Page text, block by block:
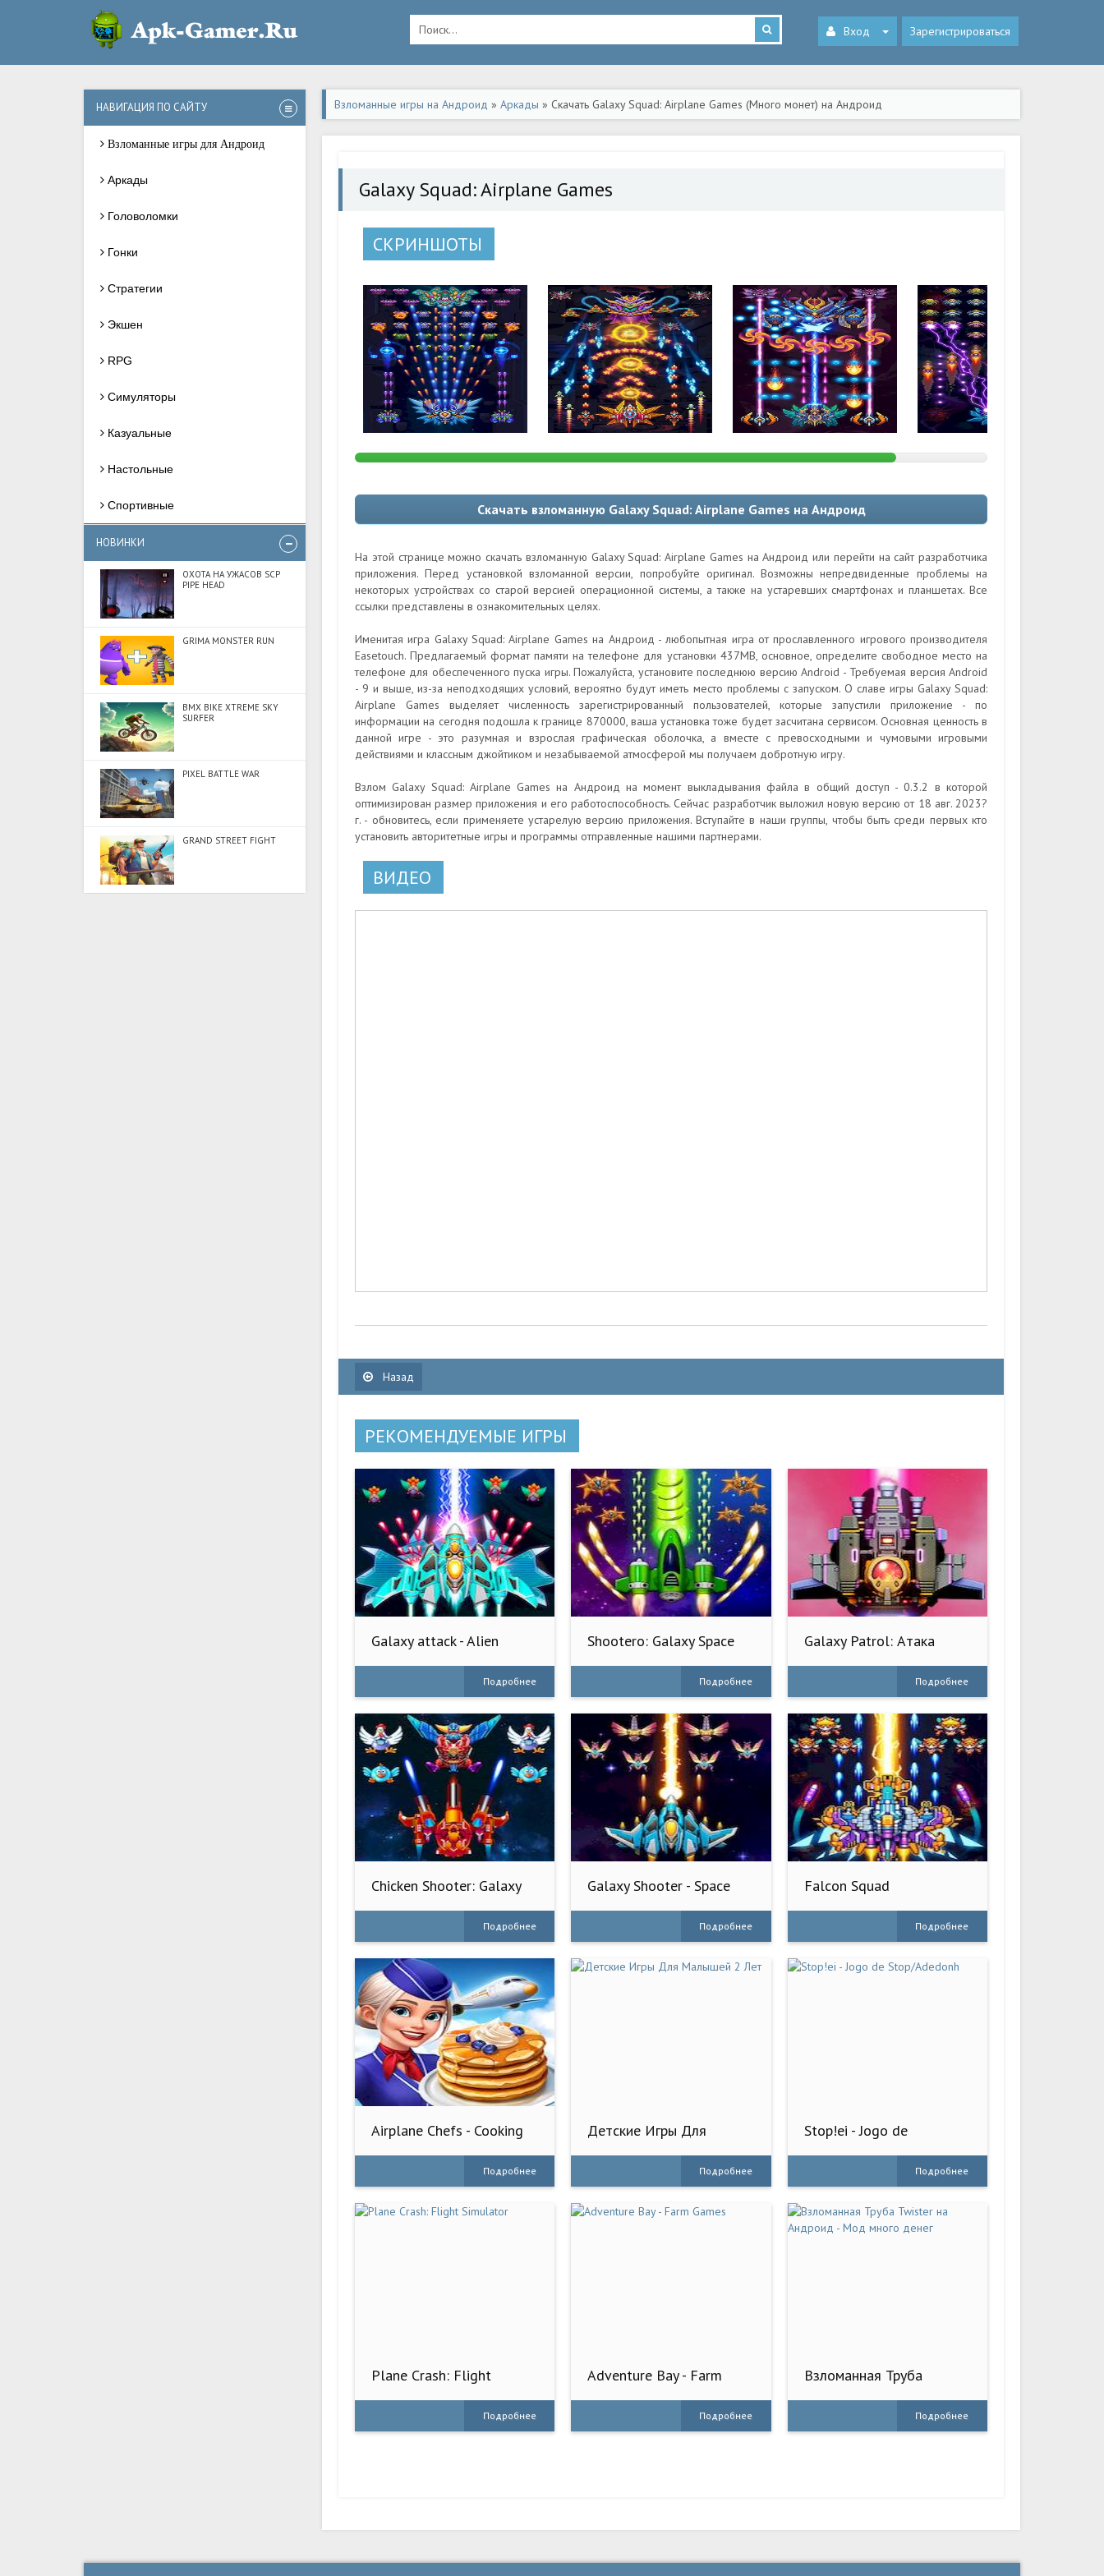
Вход Зарегистрироваться
НАВИГАЦИЯ ПО САЙТУ
Взломанные игры для Андроид
Аркады
Головоломки
Гонки
Стратегии
Экшен
RPG
Симуляторы
Казуальные
Настольные
Спортивные
НОВИНКИ
ОХОТА НА УЖАСОВ SCP
PIPE HEAD
GRIMA MONSTER RUN
BMX BIKE XTREME SKY
SURFER
PIXEL BATTLE WAR
GRAND STREET FIGHT
Взломанные игры на Андроид » Аркады » Скачать Galaxy Squad: Airplane Games (Много монет) на Андроид
Galaxy Squad: Airplane Games
СКРИНШОТЫ
Скачать взломанную Galaxy Squad: Airplane Games на Андроид
На этой странице можно скачать взломанную Galaxy Squad: Airplane Games на Андроид или перейти на сайт разработчика
приложения. Перед установкой взломанной версии, попробуйте оригинал. Возможны непредвиденные проблемы на
некоторых устройствах со старой версией операционной системы, а также на устаревших смартфонах и планшетах. Все
ссылки представлены в ознакомительных целях.
Именитая игра Galaxy Squad: Airplane Games на Андроид - любопытная игра от прославленного игрового производителя
Easetouch. Предлагаемый формат памяти на телефоне для установки 437MB, основное, определите свободное место на
телефоне для обеспеченного пуска игры. Пожалуйста, установите последнюю версию Android - Требуемая версия Android
- 9 и выше, из-за неподходящих условий, вероятно будут иметь место проблемы с запуском. О славе игры Galaxy Squad:
Airplane Games выделяет численность зарегистрированный пользователей, которые запустили приложение - по
информации на сегодня подошла к границе 870000, ваша установка тоже будет засчитана сервисом. Основная ценность в
данной игре - это разумная и взрослая графическая оболочка, а вместе с превосходными и чумовыми игровыми
действиями и классным джойтиком и незабываемой атмосферой мы получаем добротную игру.
Взлом Galaxy Squad: Airplane Games на Андроид на момент выкладывания файла в общий доступ - 0.3.2 в которой
оптимизирован размер приложения и его работоспособность. Сейчас разработчик выложил новую версию от 18 авг. 2023?
г. - обновитесь, если применяете устарелую версию приложения. Вступайте в наши группы, чтобы быть среди первых кто
установить авторитетные игры и программы отправленные нашими партнерами.
ВИДЕО
Назад
РЕКОМЕНДУЕМЫЕ ИГРЫ
Galaxy attack - Alien
Подробнее
Shootero: Galaxy Space
Подробнее
Galaxy Patrol: Атака
Подробнее
Chicken Shooter: Galaxy
Подробнее
Galaxy Shooter - Space
Подробнее
Falcon Squad
Подробнее
Airplane Chefs - Cooking
Подробнее
Детские Игры Для
Подробнее
Stop!ei - Jogo de
Подробнее
Plane Crash: Flight
Подробнее
Adventure Bay - Farm
Подробнее
Взломанная Труба
Мод много денегПодробнее